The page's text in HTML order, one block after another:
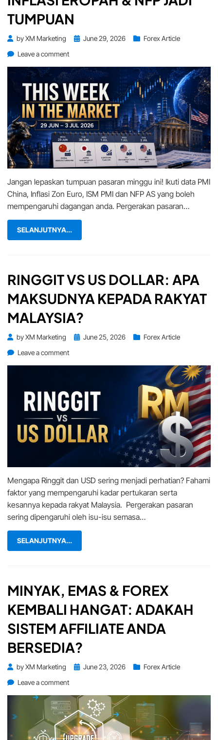
TUMPUAN
byXM Marketing
PostedJune 29, 2026
Forex Article
Leave a commenton
Week
in
the
Market
(29
Jun
3
Jul):
Data
China,
Inflasi
Eropah
Jangan lepaskan tumpuan pasaran minggu ini! Ikuti data PMI
China, Inflasi Zon Euro, ISM PMI dan NFP AS yang boleh
mempengaruhi dagangan anda. Pergerakan pasaran…
SELANJUTNYA...
RINGGIT VS US DOLLAR: APA
MAKSUDNYA KEPADA RAKYAT
MALAYSIA?
byXM Marketing
PostedJune 25, 2026
Forex Article
Leave a commenton
Dollar:
Apa
Maksudnya
Kepada
Rakyat
Mengapa Ringgit dan USD sering menjadi perhatian? Fahami
faktor yang mempengaruhi kadar pertukaran serta
kesannya kepada rakyat Malaysia. Pergerakan pasaran
sering dipengaruhi oleh isu-isu semasa…
SELANJUTNYA...
MINYAK, EMAS & FOREX
KEMBALI HANGAT: ADAKAH
SISTEM AFFILIATE ANDA
BERSEDIA?
byXM Marketing
PostedJune 23, 2026
Forex Article
Leave a commenton
Emas
&
Forex
Kembali